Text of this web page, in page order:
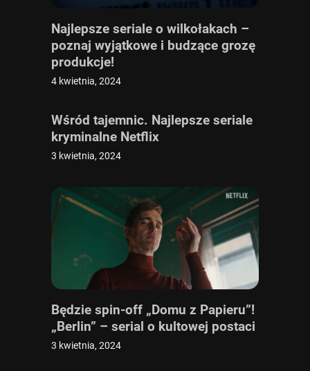
Najlepsze seriale o wilkołakach –
poznaj wyjątkowe i budzące grozę
produkcje!
4 kwietnia, 2024
Wśród tajemnic. Najlepsze seriale
kryminalne Netflix
3 kwietnia, 2024
Będzie spin-off „Domu z Papieru”!
„Berlin” – serial o kultowej postaci
3 kwietnia, 2024